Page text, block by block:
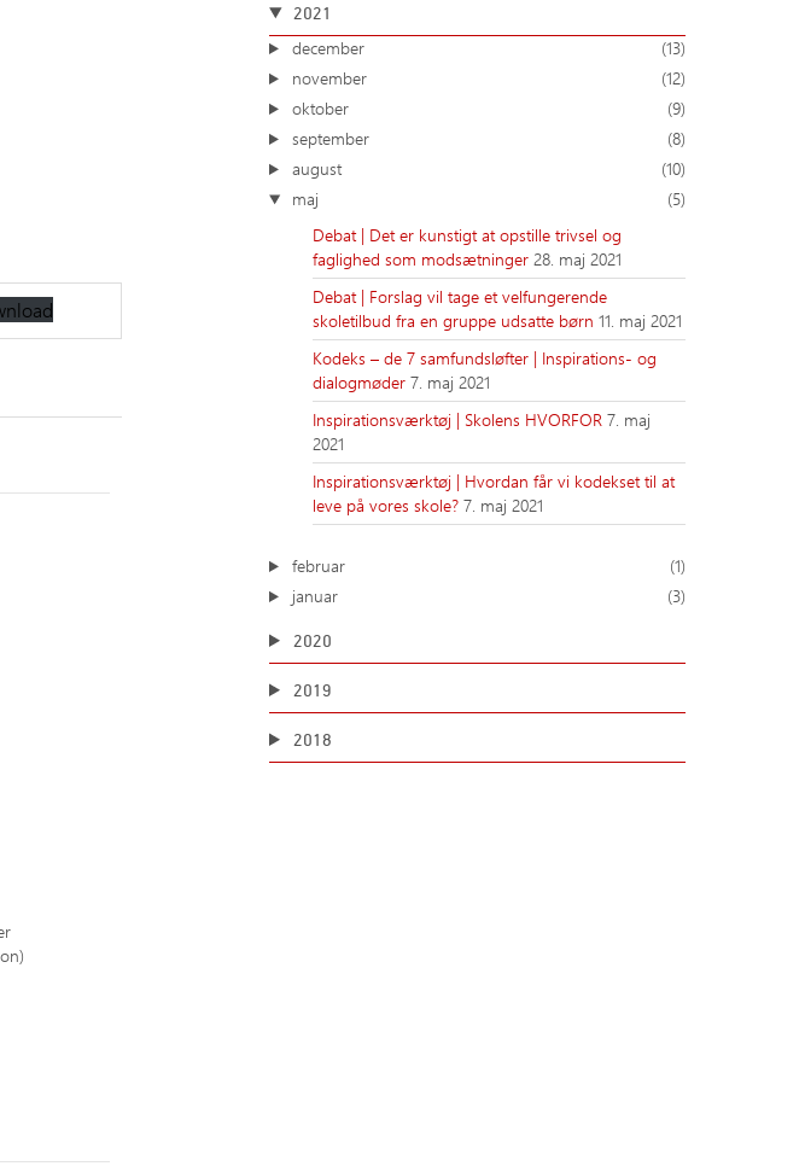
2021
december
(13)
november
(12)
oktober
(9)
september
(8)
august
(10)
maj
(5)
Debat | Det er kunstigt at opstille trivsel og
faglighed som modsætninger28. maj 2021
Debat | Forslag vil tage et velfungerende
skoletilbud fra en gruppe udsatte børn11. maj 2021
Kodeks – de 7 samfundsløfter | Inspirations- og
dialogmøder7. maj 2021
Inspirationsværktøj | Skolens HVORFOR7. maj
2021
Inspirationsværktøj | Hvordan får vi kodekset til at
leve på vores skole?7. maj 2021
februar
(1)
januar
(3)
2020
2019
2018